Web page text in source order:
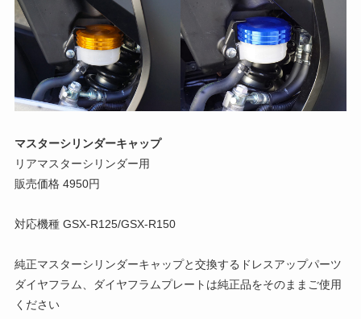
マスターシリンダーキャップ
リアマスターシリンダー用
販売価格 4950円
対応機種 GSX-R125/GSX-R150
純正マスターシリンダーキャップと交換するドレスアップパーツ
ダイヤフラム、ダイヤフラムプレートは純正品をそのままご使用
ください